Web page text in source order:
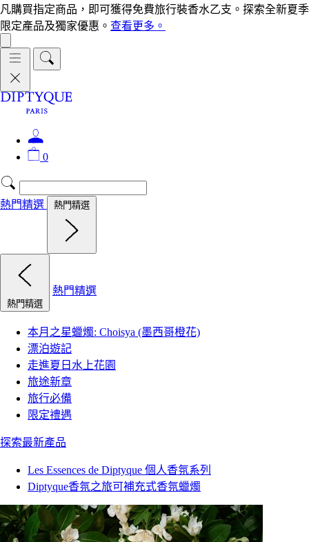
凡購買指定商品，即可獲得免費旅行裝香水乙支。探索全新夏季
限定產品及獨家優惠。 查看更多。
0
熱門精選 熱門精選
熱門精選
熱門精選
本月之星蠟燭: Choisya (墨西哥橙花)
漂泊遊記
走進夏日水上花園
旅途新章
旅行必備
限定禮遇
探索最新產品
Les Essences de Diptyque 個人香氛系列
Diptyque香氛之旅可補充式香氛蠟燭